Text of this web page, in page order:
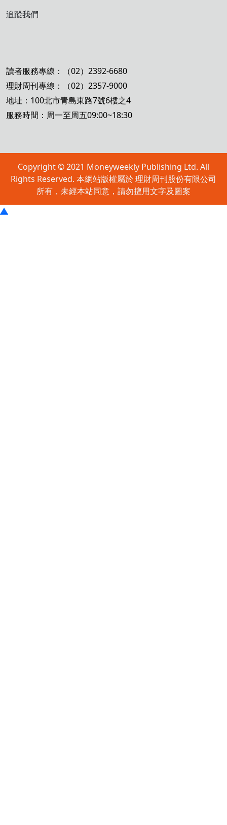
追蹤我們
讀者服務專線：（02）2392-6680
理財周刊專線：（02）2357-9000
地址：100北市青島東路7號6樓之4
服務時間：周一至周五09:00~18:30
Copyright © 2021 Moneyweekly Publishing Ltd. All
Rights Reserved. 本網站版權屬於 理財周刊股份有限公司
所有，未經本站同意，請勿擅用文字及圖案
▲